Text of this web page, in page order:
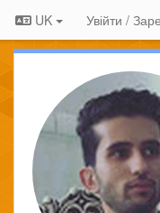
UK Увійти /